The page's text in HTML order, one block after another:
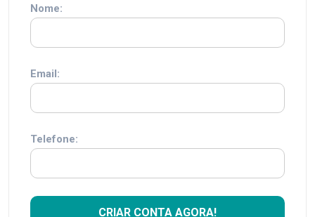
Nome:
Email:
Telefone: